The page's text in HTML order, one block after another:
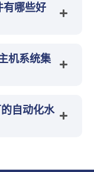
哪些好
机系统集
自动化水